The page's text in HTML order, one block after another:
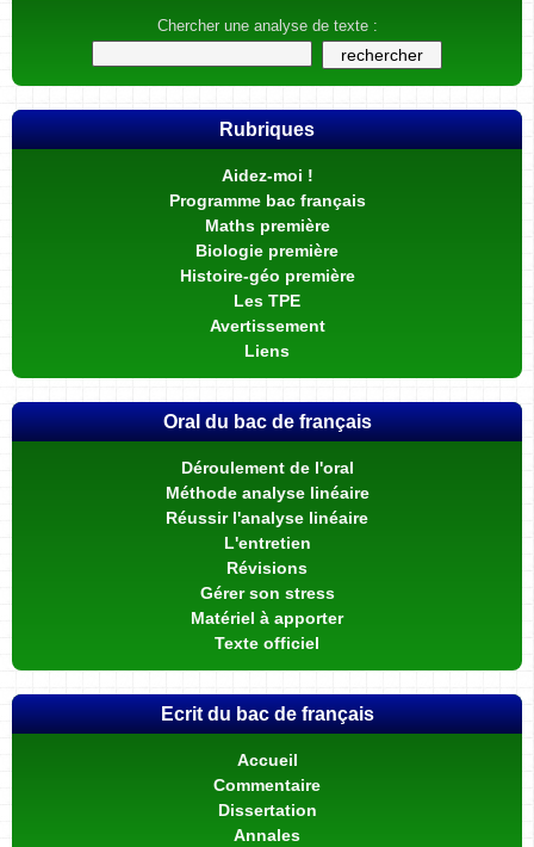
Chercher une analyse de texte :
Rubriques
Aidez-moi !
Programme bac français
Maths première
Biologie première
Histoire-géo première
Les TPE
Avertissement
Liens
Oral du bac de français
Déroulement de l'oral
Méthode analyse linéaire
Réussir l'analyse linéaire
L'entretien
Révisions
Gérer son stress
Matériel à apporter
Texte officiel
Ecrit du bac de français
Accueil
Commentaire
Dissertation
Annales